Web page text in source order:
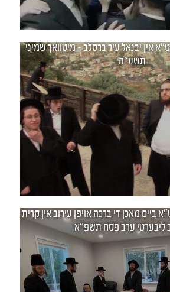
אין יבנאל עיר ברסלב - מיטוואך שמיני
תשע"ה
ביים מאכן די ברכה אויפן עירוב אין קרית
ליבערטי ערב פסח תשפ"א